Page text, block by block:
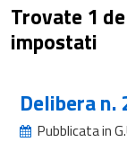
Trovate 1
impostati
Delibera n.
Pubblicata in